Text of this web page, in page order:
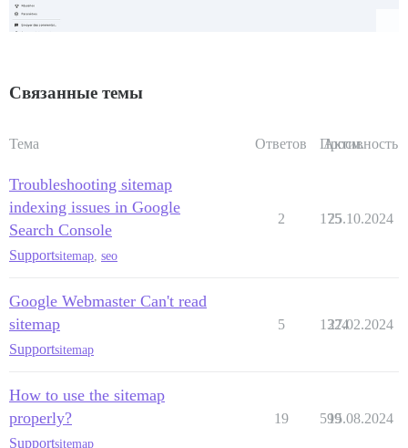
Связанные темы
Тема Ответов Просм.
Активность
Troubleshooting sitemap
indexing issues in Google
Search Console
Supportsitemap seo
2 175
25.10.2024
Google Webmaster Can't read
sitemap
Supportsitemap
5 1324
27.02.2024
How to use the sitemap
properly?
Supportsitemap
19 599
15.08.2024